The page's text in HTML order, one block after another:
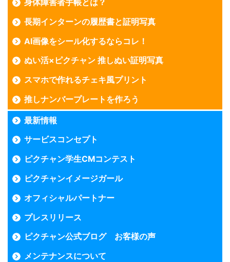
身体障害者手帳とは？
長期インターンの履歴書と証明写真
AI画像をシール化するならコレ！
ぬい活×ピクチャン 推しぬい証明写真
スマホで作れるチェキ風プリント
推しナンバープレートを作ろう
最新情報
サービスコンセプト
ピクチャン学生CMコンテスト
ピクチャンイメージガール
オフィシャルパートナー
プレスリリース
ピクチャン公式ブログ お客様の声
メンテナンスについて